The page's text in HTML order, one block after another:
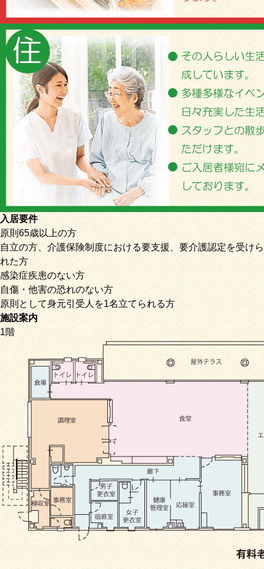
入居要件
原則65歳以上の方
自立の方、介護保険制度における要支援、要介護認定を受けら
れた方
感染症疾患のない方
自傷・他害の恐れのない方
原則として身元引受人を1名立てられる方
施設案内
1階